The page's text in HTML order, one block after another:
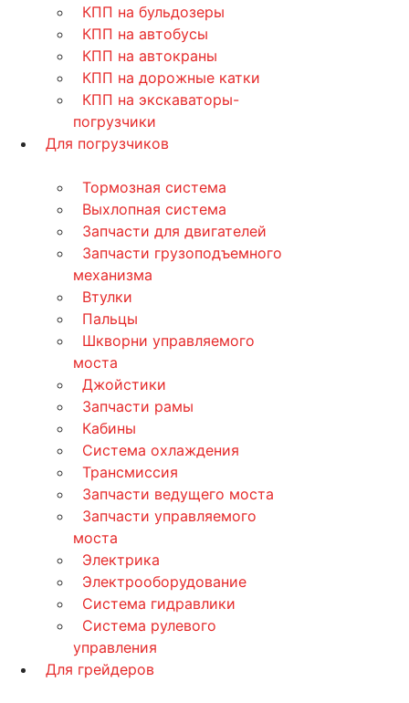
КПП на бульдозеры
КПП на автобусы
КПП на автокраны
КПП на дорожные катки
КПП на экскаваторы-
погрузчики
Для погрузчиков
Тормозная система
Выхлопная система
Запчасти для двигателей
Запчасти грузоподъемного
механизма
Втулки
Пальцы
Шкворни управляемого
моста
Джойстики
Запчасти рамы
Кабины
Система охлаждения
Трансмиссия
Запчасти ведущего моста
Запчасти управляемого
моста
Электрика
Электрооборудование
Система гидравлики
Система рулевого
управления
Для грейдеров